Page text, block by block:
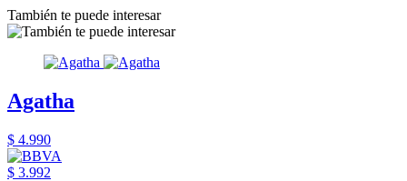
También te puede interesar
Agatha
$ 4.990
$ 3.992